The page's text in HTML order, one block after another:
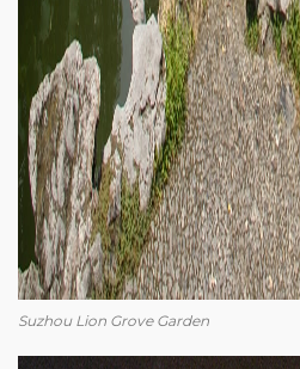
Suzhou Lion Grove Garden